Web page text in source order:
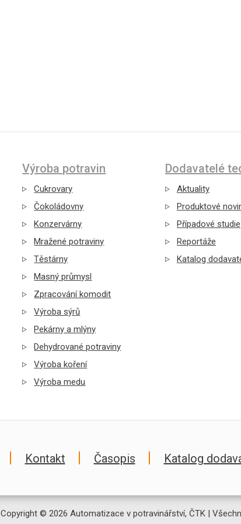
Výroba potravin
Cukrovary
Čokoládovny
Konzervárny
Mražené potraviny
Těstárny
Masný průmysl
Zpracování komodit
Výroba sýrů
Pekárny a mlýny
Dehydrované potraviny
Výroba koření
Výroba medu
Dodavatelé
Aktuality
Produktové
Případové studie
Reportáže
Katalog
Kontakt Časopis Katalog
Copyright © 2026 Automatizace v potravinářství, ČTK |